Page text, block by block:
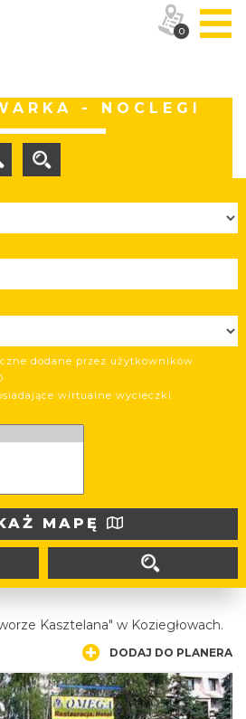
- NOCLEGI
dodane przez użytkowników
wirtualne wycieczki
MAPĘ
jest miejscem, w którym po
spotkań biznesowych czy
Państwo komfort i przyjazną
jakości usługi.
w Koziegłowach
Kasztelana" w Koziegłowach.
DODAJ DO PLANERA
0